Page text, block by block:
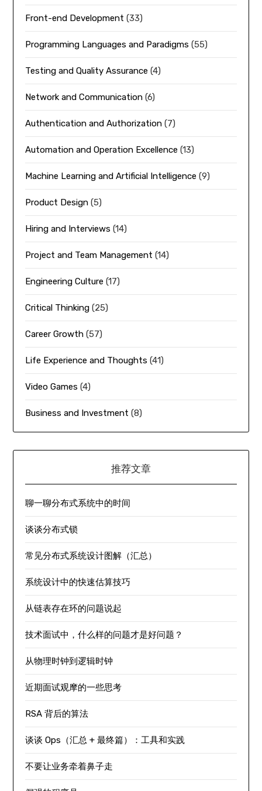
Front-end Development (33)
Programming Languages and Paradigms (55)
Testing and Quality Assurance (4)
Network and Communication (6)
Authentication and Authorization (7)
Automation and Operation Excellence (13)
Machine Learning and Artificial Intelligence (9)
Product Design (5)
Hiring and Interviews (14)
Project and Team Management (14)
Engineering Culture (17)
Critical Thinking (25)
Career Growth (57)
Life Experience and Thoughts (41)
Video Games (4)
Business and Investment (8)
推荐文章
聊一聊分布式系统中的时间
谈谈分布式锁
常见分布式系统设计图解（汇总）
系统设计中的快速估算技巧
从链表存在环的问题说起
技术面试中，什么样的问题才是好问题？
从物理时钟到逻辑时钟
近期面试观摩的一些思考
RSA 背后的算法
谈谈 Ops（汇总 + 最终篇）：工具和实践
不要让业务牵着鼻子走